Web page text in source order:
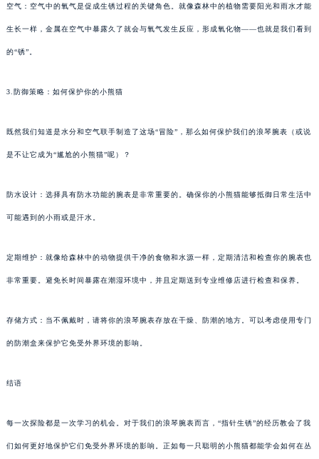
空气：空气中的氧气是促成生锈过程的关键角色。就像森林中的植物需要阳光和雨水才能
生长一样，金属在空气中暴露久了就会与氧气发生反应，形成氧化物——也就是我们看到
的“锈”。
3.防御策略：如何保护你的小熊猫
既然我们知道是水分和空气联手制造了这场“冒险”，那么如何保护我们的浪琴腕表（或说
是不让它成为“尴尬的小熊猫”呢）？
防水设计：选择具有防水功能的腕表是非常重要的。确保你的小熊猫能够抵御日常生活中
可能遇到的小雨或是汗水。
定期维护：就像给森林中的动物提供干净的食物和水源一样，定期清洁和检查你的腕表也
非常重要。避免长时间暴露在潮湿环境中，并且定期送到专业维修店进行检查和保养。
存储方式：当不佩戴时，请将你的浪琴腕表存放在干燥、防潮的地方。可以考虑使用专门
的防潮盒来保护它免受外界环境的影响。
结语
每一次探险都是一次学习的机会。对于我们的浪琴腕表而言，“指针生锈”的经历教会了我
们如何更好地保护它们免受外界环境的影响。正如每一只聪明的小熊猫都能学会如何在丛